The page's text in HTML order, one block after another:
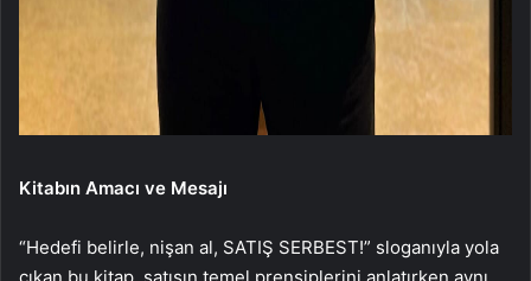
Kitabın Amacı ve Mesajı
“Hedefi belirle, nişan al, SATIŞ SERBEST!” sloganıyla yola